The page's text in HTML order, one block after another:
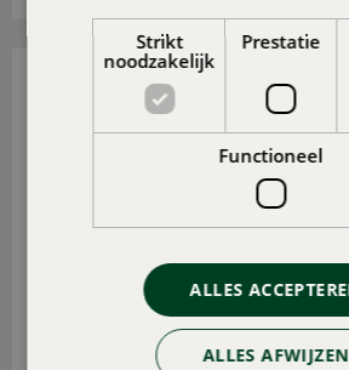
15 TUIN- EN BALKONTIPS VOOR
31 juli 2026
Strikt
noodzakelijk
Prestatie
Functioneel
ALLES
ALLES AFWIJZEN